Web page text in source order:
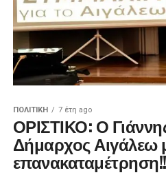
ΠΟΛΙΤΙΚΉ 7 έτη ago
ΟΡΙΣΤΙΚΟ: Ο
Δήμαρχος Αιγάλεω